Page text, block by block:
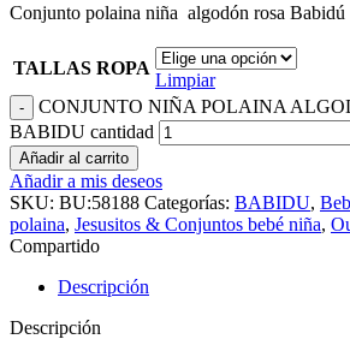
Conjunto polaina niña algodón rosa Babidú
TALLAS ROPA
Limpiar
CONJUNTO NIÑA POLAINA
BABIDU cantidad
Añadir al carrito
Añadir a mis deseos
SKU: BU:58188 Categorías: BABIDU,
polaina, Jesusitos & Conjuntos bebé niña,
Compartido
Descripción
Descripción